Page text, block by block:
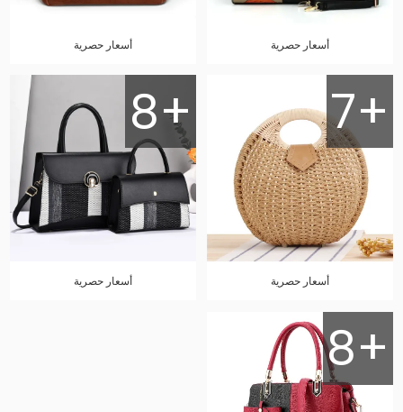
أسعار حصرية أسعار حصرية
7+
أسعار حصرية
8+
أسعار حصرية
8+